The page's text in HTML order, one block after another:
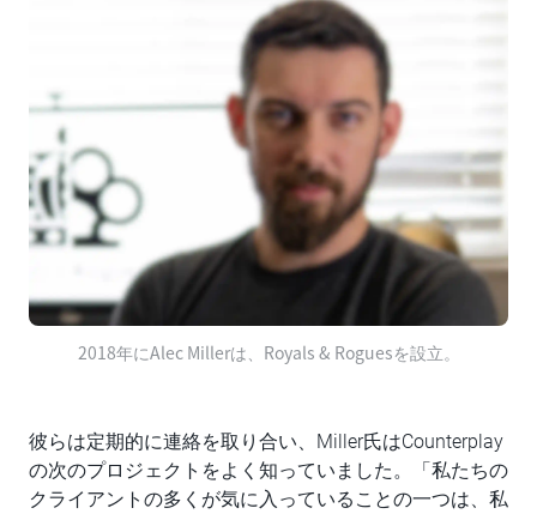
2018年にAlec Millerは、Royals & Roguesを設立。
彼らは定期的に連絡を取り合い、Miller氏はCounterplay
の次のプロジェクトをよく知っていました。「私たちの
クライアントの多くが気に入っていることの一つは、私